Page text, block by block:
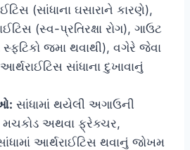
(સાંધાના ઘસારાને કારણે),
(સ્વ-પ્રતિરક્ષા રોગ), ગાઉટ
જમા થવાથી), વગેરે જેવા
સાંધાના દુખાવાનું
સાંધામાં થયેલી અગાઉની
અથવા ફ્રેક્ચર,
આર્થરાઈટિસ થવાનું જોખમ